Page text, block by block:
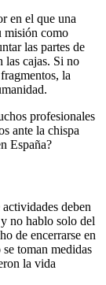
en el que una
misión como
las partes de
las cajas. Si no
la
profesionales
ante la chispa
España?
deben
no hablo solo del
de encerrarse en
toman medidas
la vida